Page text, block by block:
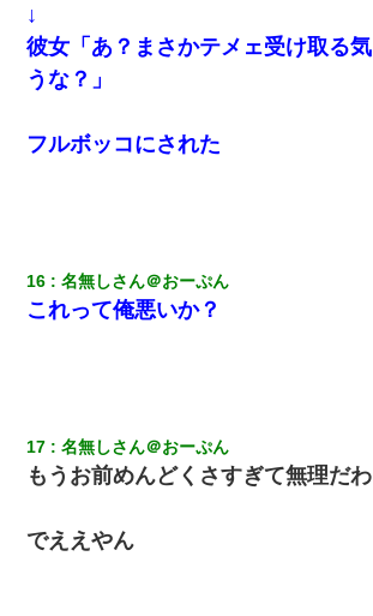
↓
彼女「あ？まさかテメェ受け取る
うな？」
フルボッコにされた
16 名無しさん＠おーぷん
これって俺悪いか？
17 名無しさん＠おーぷん
もうお前めんどくさすぎて無理だわ
でええやん